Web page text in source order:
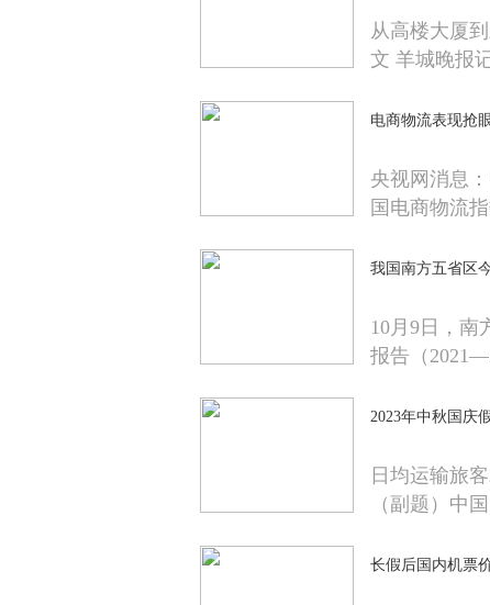
从高楼大厦
文 羊城晚报
电商物流表现抢
央视网消息
国电商物流
我国南方五省区
10月9日，南
报告（
2023年中秋国庆
日均运输旅
（副题）中
长假后国内机票